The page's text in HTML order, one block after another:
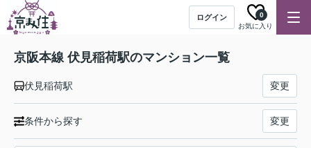
ログイン
お気に入り
0
京阪本線 伏見稲荷駅のマンション一覧
伏見稲荷駅 変更
条件から探す 変更